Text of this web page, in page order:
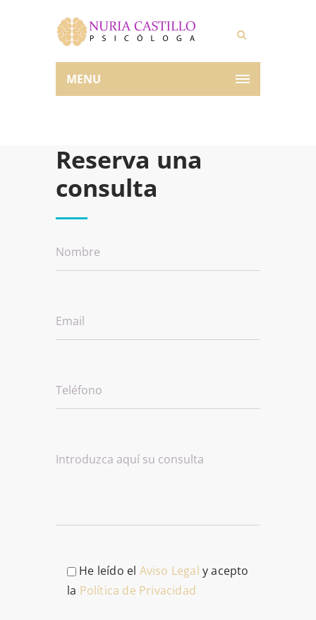
MENU
Reserva una
consulta
He leído el Aviso Legal y acepto
la Política de Privacidad